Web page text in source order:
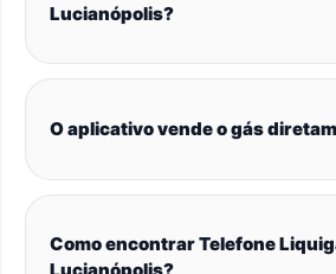
Lucianópolis?
O aplicativo vende o gás
Como encontrar Telefone